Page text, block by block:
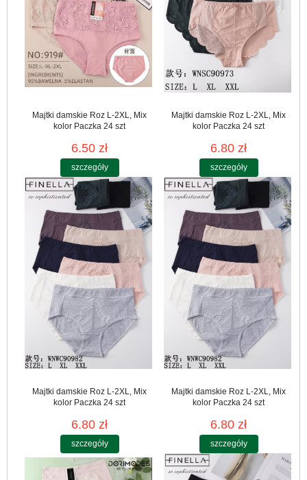
Majtki damskie Roz L-2XL, Mix
kolor Paczka 24 szt
6.50 zł
szczegóły
Majtki damskie Roz L-2XL, Mix
kolor Paczka 24 szt
6.80 zł
szczegóły
Majtki damskie Roz L-2XL, Mix
kolor Paczka 24 szt
6.80 zł
szczegóły
Majtki damskie Roz L-2XL, Mix
kolor Paczka 24 szt
6.80 zł
szczegóły